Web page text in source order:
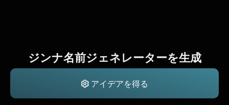
ジンナ名前ジェネレーターを生成
アイデアを得る